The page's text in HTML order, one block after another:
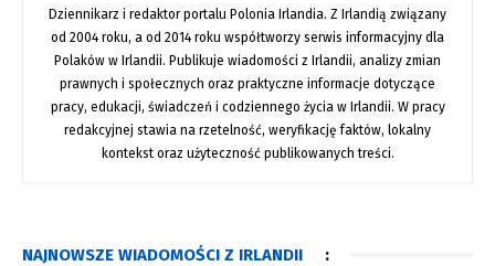
Dziennikarz i redaktor portalu Polonia Irlandia. Z Irlandią związany
od 2004 roku, a od 2014 roku współtworzy serwis informacyjny dla
Polaków w Irlandii. Publikuje wiadomości z Irlandii, analizy zmian
prawnych i społecznych oraz praktyczne informacje dotyczące
pracy, edukacji, świadczeń i codziennego życia w Irlandii. W pracy
redakcyjnej stawia na rzetelność, weryfikację faktów, lokalny
kontekst oraz użyteczność publikowanych treści.
NAJNOWSZE WIADOMOŚCI Z IRLANDII :